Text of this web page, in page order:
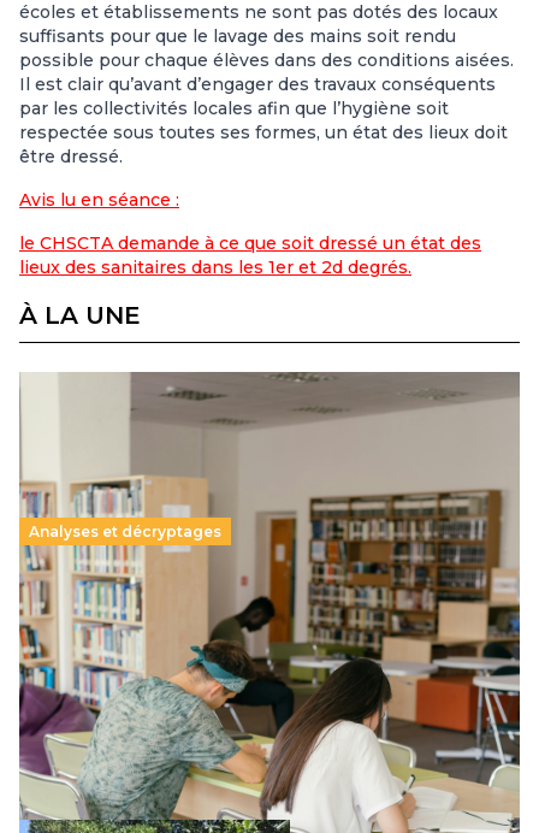
écoles et établissements ne sont pas dotés des locaux
suffisants pour que le lavage des mains soit rendu
possible pour chaque élèves dans des conditions aisées.
Il est clair qu’avant d’engager des travaux conséquents
par les collectivités locales afin que l’hygiène soit
respectée sous toutes ses formes, un état des lieux doit
être dressé.
Avis lu en séance :
le CHSCTA demande à ce que soit dressé un état des
lieux des sanitaires dans les 1er et 2d degrés.
À LA UNE
Analyses et décryptages
Supérieur privé : une dérive qui met à mal la
promesse républicaine
11 juillet 2026-
Le projet de loi sur la régulation de l’enseignement
supérieur privé met en lumière l’amplification d’un système
qui relègue l’acte pédagogique au superfétatoire, voire à…
Lire la suite →